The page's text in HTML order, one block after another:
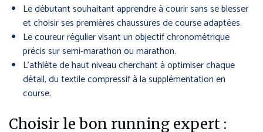
Le débutant souhaitant apprendre à courir sans se blesser
et choisir ses premières chaussures de course adaptées.
Le coureur régulier visant un objectif chronométrique
précis sur semi-marathon ou marathon.
L’athlète de haut niveau cherchant à optimiser chaque
détail, du textile compressif à la supplémentation en
course.
Choisir le bon running expert :